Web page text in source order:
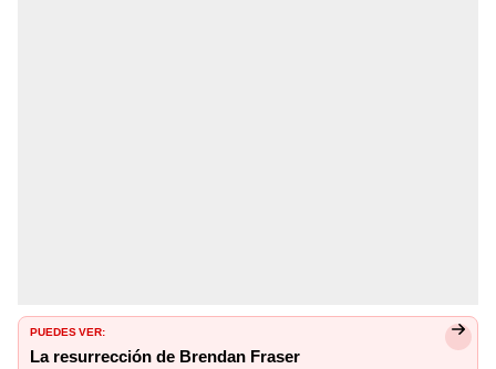
PUEDES VER:
La resurrección de Brendan Fraser